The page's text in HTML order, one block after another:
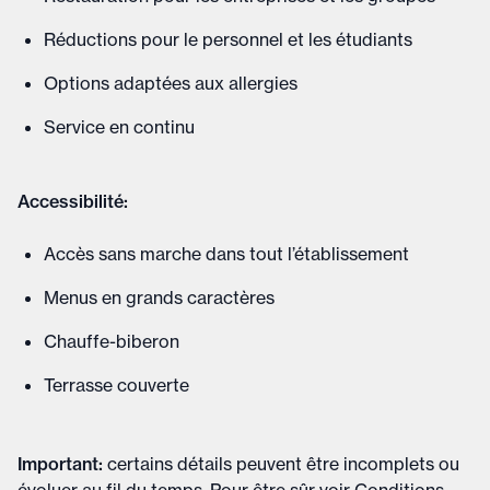
Réductions pour le personnel et les étudiants
Options adaptées aux allergies
Service en continu
Accessibilité:
Accès sans marche dans tout l’établissement
Menus en grands caractères
Chauffe-biberon
Terrasse couverte
Important: certains détails peuvent être incomplets ou